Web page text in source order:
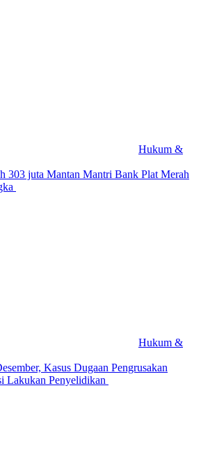
Hukum &
303 juta Mantan Mantri Bank Plat Merah
Hukum &
Kasus Dugaan Pengrusakan
Lakukan Penyelidikan